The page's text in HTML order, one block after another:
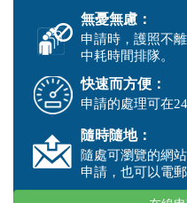
無憂無慮：
申請時，護照不
中耗時間排隊。
快速而方便：
申請的處理可在
隨時隨地：
隨處可瀏覽的網
申請，也可以電